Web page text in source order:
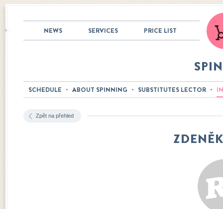
NEWS SERVICES PRICE LIST
SCHEDULE ABOUT SPINNING SUBSTITUTES LECTOR
Zpět na přehled